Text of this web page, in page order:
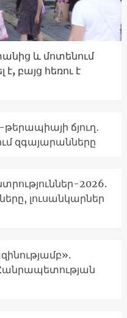
և մոտենում
բայց հեռու է
ճյուղ․
զգայարանները
2026.
լուսանկարներ